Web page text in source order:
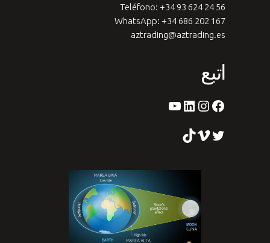
Teléfono: +34 93 624 24 56
WhatsApp: +34 686 202 167
aztrading@aztrading.es
اتبع
الفيس بوكإينستاجرام
لينكد إنيوتيوب
التغريد
فيميو
تيك توك